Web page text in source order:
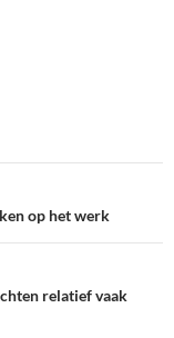
op het werk
relatief vaak